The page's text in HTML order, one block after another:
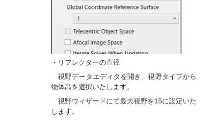
・リフレクターの直径
視野データエディタを開き、視野タイプから
物体高を選択いたします。
視野ウィザードにて最大視野を15に設定いた
します。